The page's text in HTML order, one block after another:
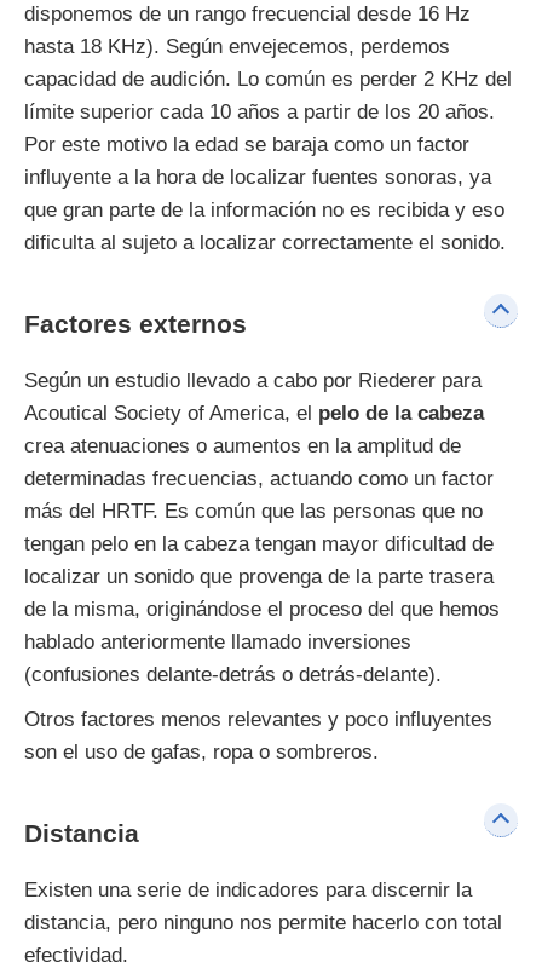
disponemos de un rango frecuencial desde 16 Hz
hasta 18 KHz). Según envejecemos, perdemos
capacidad de audición. Lo común es perder 2 KHz del
límite superior cada 10 años a partir de los 20 años.
Por este motivo la edad se baraja como un factor
influyente a la hora de localizar fuentes sonoras, ya
que gran parte de la información no es recibida y eso
dificulta al sujeto a localizar correctamente el sonido.
Factores externos
Según un estudio llevado a cabo por Riederer para
Acoutical Society of America, el pelo de la cabeza
crea atenuaciones o aumentos en la amplitud de
determinadas frecuencias, actuando como un factor
más del HRTF. Es común que las personas que no
tengan pelo en la cabeza tengan mayor dificultad de
localizar un sonido que provenga de la parte trasera
de la misma, originándose el proceso del que hemos
hablado anteriormente llamado inversiones
(confusiones delante-detrás o detrás-delante).
Otros factores menos relevantes y poco influyentes
son el uso de gafas, ropa o sombreros.
Distancia
Existen una serie de indicadores para discernir la
distancia, pero ninguno nos permite hacerlo con total
efectividad.